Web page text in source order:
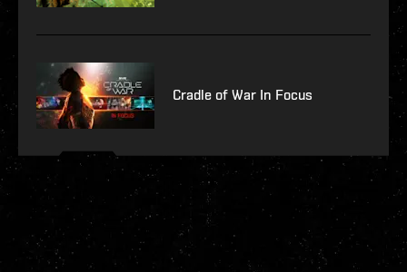
Cradle of War In Focus